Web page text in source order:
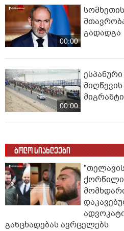
00:00
სომხეთის
გადადგა
00:00
ბოლო სიახლეები
განცხადებას ავრცელებს